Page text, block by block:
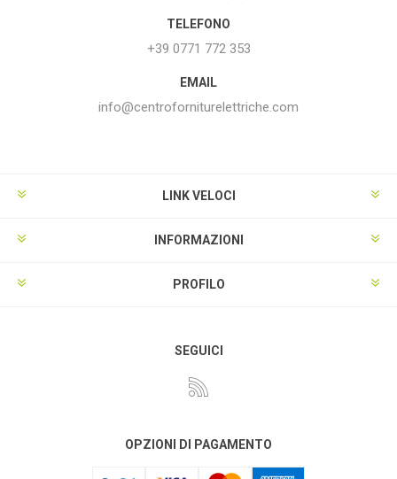
TELEFONO
+39 0771 772 353
EMAIL
info@centroforniturelettriche.com
LINK VELOCI
INFORMAZIONI
PROFILO
SEGUICI
OPZIONI DI PAGAMENTO